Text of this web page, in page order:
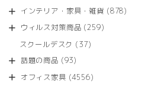
商
の
商
インテリア・家具・雑貨 878878
ウィルス対策商品 259259
スクールデスク 3737
商
話題の商品 9393
の
オフィス家具 45564556